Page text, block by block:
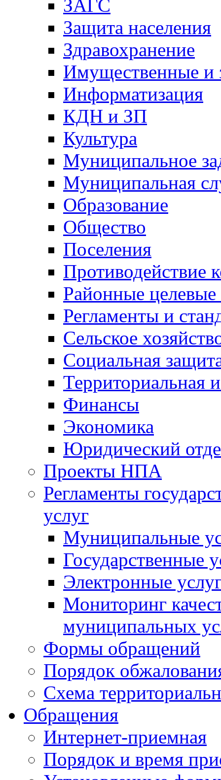
ЗАГС
Защита населения
Здравохранение
Имущественные и
Информатизация
КДН и ЗП
Культура
Муниципальное
Муниципальная
Образование
Общество
Поселения
Противодействие
Районные
Регламенты и
Сельское
Социальная
Территориальная
Финансы
Экономика
Юридический
Проекты НПА
Регламенты
услуг
Муниципальные
Государственные
Электронные
Мониторинг
муниципальных
Формы обращений
Порядок
Схема
Обращения
Интернет-приемная
Порядок и время